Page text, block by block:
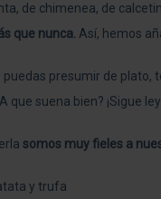
de chimenea, de
que nunca. Así, hemos
puedas presumir de plato,
que suena bien? ¡Sigue
somos muy fieles a
y trufa